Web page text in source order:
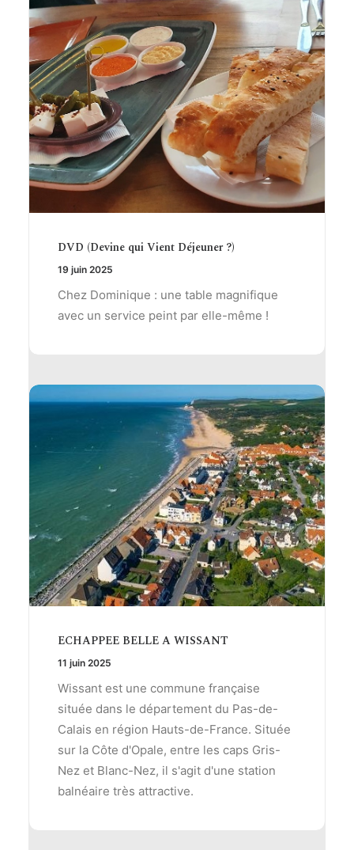
DVD (Devine qui Vient Déjeuner ?)
19 juin 2025
Chez Dominique : une table magnifique
avec un service peint par elle-même !
ECHAPPEE BELLE A WISSANT
11 juin 2025
Wissant est une commune française
située dans le département du Pas-de-
Calais en région Hauts-de-France. Située
sur la Côte d'Opale, entre les caps Gris-
Nez et Blanc-Nez, il s'agit d'une station
balnéaire très attractive.